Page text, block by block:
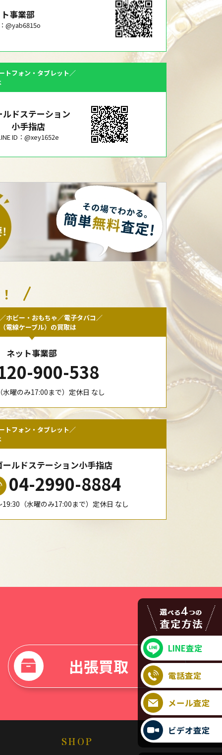
事業部
@yab6815o
トフォン・タブレット／
ルドステーション
小手指店
ID：@xey1652e
ホビー・おもちゃ／電子タバコ／
電線ケーブル）の買取は
ネット事業部
900-538
水曜のみ17:00まで）定休日 なし
トフォン・タブレット／
ールドステーション小手指店
04-2990-8884
19:30（水曜のみ17:00まで）定休日 なし
出張買取
SHOP
LINE査定
電話査定
メール査定
ビデオ査定